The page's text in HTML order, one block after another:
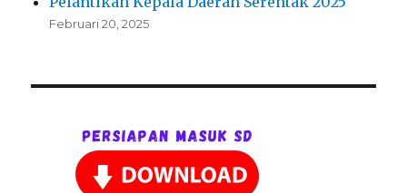
Februari 20, 2025